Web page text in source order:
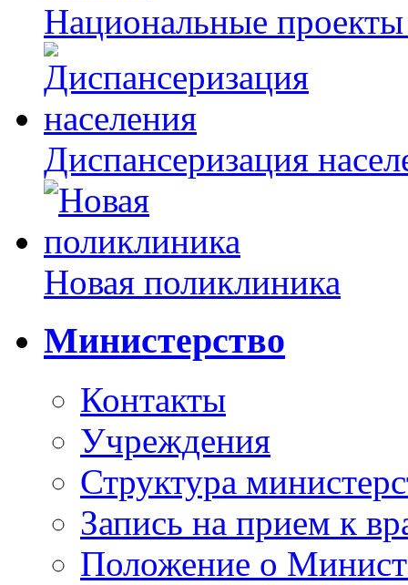
Национальные
Диспансеризация
Новая поликлиника
Министерство
Контакты
Учреждения
Структура
Запись на прием к
Положение о